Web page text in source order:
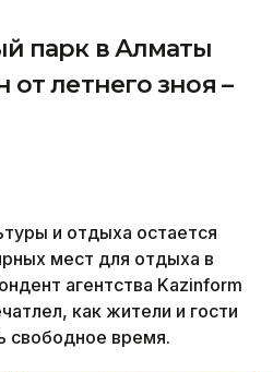
парк в Алматы
от летнего зноя –
и отдыха остается
мест для отдыха в
агентства Kazinform
как жители и гости
свободное время.